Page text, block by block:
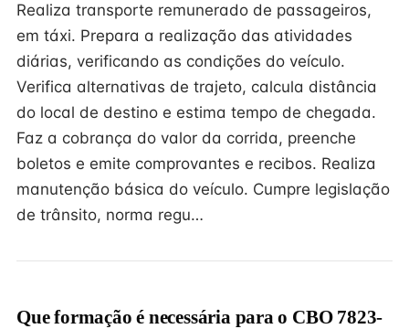
Realiza transporte remunerado de passageiros,
em táxi. Prepara a realização das atividades
diárias, verificando as condições do veículo.
Verifica alternativas de trajeto, calcula distância
do local de destino e estima tempo de chegada.
Faz a cobrança do valor da corrida, preenche
boletos e emite comprovantes e recibos. Realiza
manutenção básica do veículo. Cumpre legislação
de trânsito, norma regu…
Que formação é necessária para o CBO 7823-